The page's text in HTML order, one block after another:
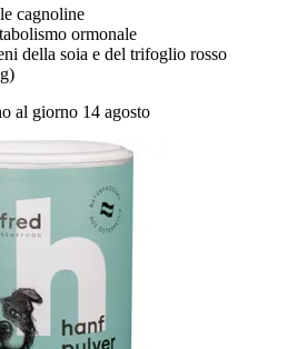
cagnoline
ormonale
della soia e del trifoglio rosso
al giorno 14 agosto